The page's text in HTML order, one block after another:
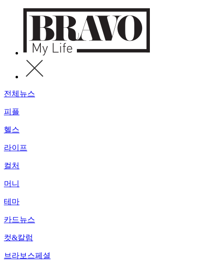
전체뉴스
피플
헬스
라이프
컬처
머니
테마
카드뉴스
컷&칼럼
브라보스페셜